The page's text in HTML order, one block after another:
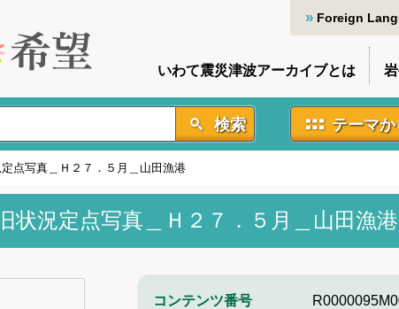
Foreign
いわて震災津波アーカイブとは
検索 テーマ
点写真＿Ｈ２７．５月＿山田漁港
状況定点写真＿Ｈ２７．５月＿山田漁港
コンテンツ番号